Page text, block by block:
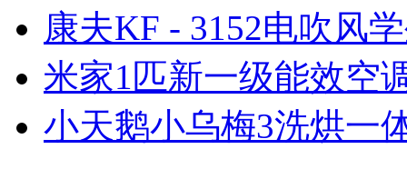
康夫KF - 3152电吹风
米家1匹新一级能效空
小天鹅小乌梅3洗烘一